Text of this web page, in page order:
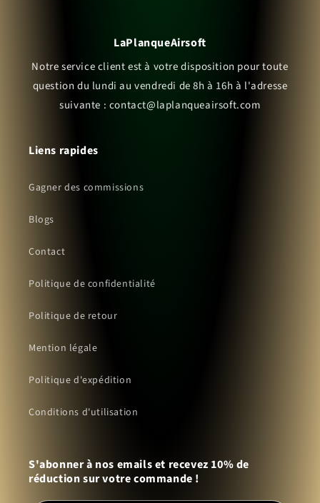
LaPlanqueAirsoft
Notre service client est à votre disposition pour toute
question du lundi au vendredi de 8h à 16h à l'adresse
suivante : contact@laplanqueairsoft.com
Liens rapides
Gagner des commissions
Blogs
Contact
Politique de confidentialité
Politique de retour
Mention légale
Politique d'expédition
Conditions d'utilisation
S'abonner à nos emails et recevez 10% de
réduction sur votre commande !